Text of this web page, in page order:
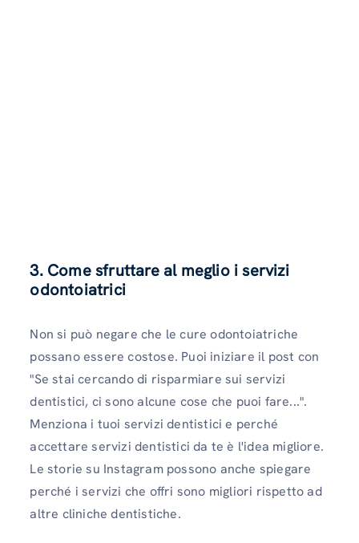
3. Come sfruttare al meglio i servizi
odontoiatrici
Non si può negare che le cure odontoiatriche
possano essere costose. Puoi iniziare il post con
"Se stai cercando di risparmiare sui servizi
dentistici, ci sono alcune cose che puoi fare...".
Menziona i tuoi servizi dentistici e perché
accettare servizi dentistici da te è l'idea migliore.
Le storie su Instagram possono anche spiegare
perché i servizi che offri sono migliori rispetto ad
altre cliniche dentistiche.